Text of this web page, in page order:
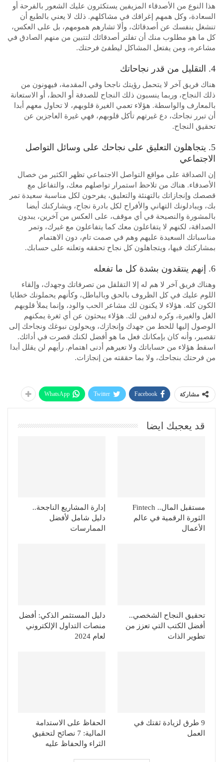
هذا النوع من الأصدقاء المزيفين يستكثرون عليك الشعور بالفرحة أو
السعادة، وكل همهم إغراقك في مشاكلهم. ذلك لا يعني بالطبع أن
تنشغل بنفسك عن أصدقائك، وألا تشارهم همومهم، بل على العكس،
كل ما هو مطلوب منك أن تفلتر أصدقائك لتتبين من منهم الصادق في
مشاعره، ومن يفتعل المشاكل ليطفئ فرحتك.
4. التقليل من قدر نجاحاتك
هناك فريق آخر لا يتحمل رؤيتك ناجحا وفي المقدمة، فيهونون من
ذلك النجاح، وربما ينسبون ذلك النجاح للصدفة أو الحظ، أو الاستعانة
بالمعارف والواسطة. هؤلاء تعمي الغيرة قلوبهم، لا تحاول معهم أبدا
أن تبرر نجاحك، دع غيرتهم تأكل قلوبهم، فهي غيرة العاجزين عن
تحقيق النجاح.
5. يتجاهلون التعليق على نجاحك على وسائل التواصل
الاجتماعي
إن الصداقة على مواقع التواصل الاجتماعي تظهر الكثير من خصال
الأصدقاء. هناك من تلاحظ استمرار تواصلهم معك، والتفاعل مع
قصصك وإنجازاتك بالتهنئة والتعليق، يفرحون لكل مناسبة سعيدة تمر
بك، ويبادلونك التهاني والأفراح لكل بادرة نجاح، ويشاركنك أيضا
بالمشورة والنصيحة في أي موقف، على العكس من آخرين، يبدون
الصداقة، لكنهم لا يتفاعلون معك كما يتفاعلون مع غيرك، وتمر
مناسباتك السعيدة عليهم وهم في صمت تام، دون الاهتمام
بمشاركتك فيها، ويتجاهلون كل نجاح تحققه وتعلنه على حسابك.
6. إنهم ينتقدون بشدة كل ما تفعله
وهناك فريق آخر لا هم له إلا التقلقل من تصرفاتك وجهدك، وإلقاء
اللوم عليك في كل الظروف بالحق وبالباطل، وكأنهم يحملونك خطايا
الكون كله. هؤلاء لا يكنون لك مشاعر الحب والود، وإنما يملأ قلوبهم
الغل والغيرة، وكره لدفين لك. هؤلاء يبحثون عن أي ثغرة يمكنهم
الوصول إليها للحط من جهدك وإنجازك، ويحولون نبوغك ونجاحك إلى
تقصير، وأنه كان بإمكانك فعل ما هو أفضل لكنك قصرت في أدائك.
اسقط هؤلاء من حساباتك ولا تعيرهم أدنى اهتمام. رأيهم لن يقلل أبدا
من فرحتك بنجاحك، ولا بما حققته من إنجازات.
مشاركة Facebook
Twitter
WhatsApp
قد يعجبك ايضا
مستقبل المال.. Fintech
الثورة الرقمية في عالم
الأعمال
إدارة المشاريع الناجحة..
دليل شامل لأفضل
الممارسات
تحقيق النجاح الشخصي..
أفضل الكتب التي تعزز من
تطوير الذات
دليل المستثمر الذكي: أفضل
منصات التداول الإلكتروني
لعام 2024
9 طرق لزيادة ثقتك في
العمل
الحفاظ على الاستدامة
المالية: 7 نصائح لتحقيق
الثراء والحفاظ عليه